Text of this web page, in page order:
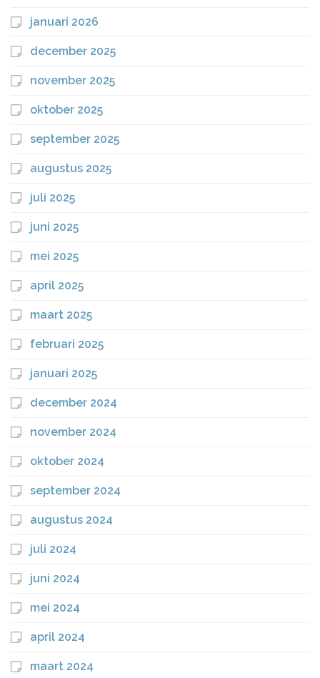
januari 2026
december 2025
november 2025
oktober 2025
september 2025
augustus 2025
juli 2025
juni 2025
mei 2025
april 2025
maart 2025
februari 2025
januari 2025
december 2024
november 2024
oktober 2024
september 2024
augustus 2024
juli 2024
juni 2024
mei 2024
april 2024
maart 2024